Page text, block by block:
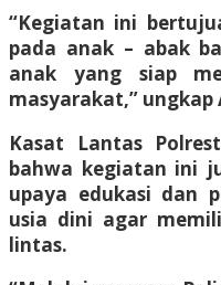
“Kegiatan ini
pada anak – abak
anak yang siap
masyarakat,” ungkap
Kasat Lantas
bahwa kegiatan ini
upaya edukasi dan
usia dini agar
lintas.